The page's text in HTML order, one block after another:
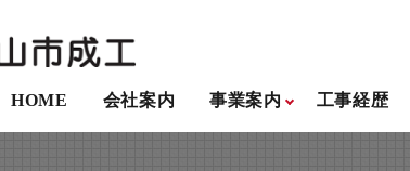
HOME 会社案内 事業案内 工事経歴